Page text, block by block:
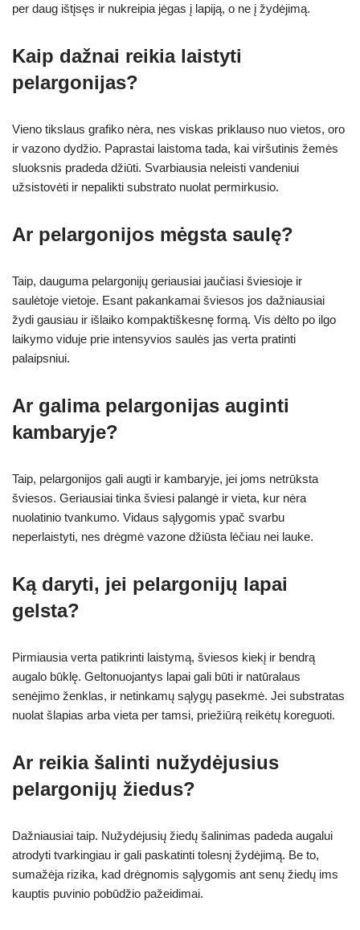
per daug ištįsęs ir nukreipia jėgas į lapiją, o ne į žydėjimą.
Kaip dažnai reikia laistyti
pelargonijas?
Vieno tikslaus grafiko nėra, nes viskas priklauso nuo vietos, oro
ir vazono dydžio. Paprastai laistoma tada, kai viršutinis žemės
sluoksnis pradeda džiūti. Svarbiausia neleisti vandeniui
užsistovėti ir nepalikti substrato nuolat permirkusio.
Ar pelargonijos mėgsta saulę?
Taip, dauguma pelargonijų geriausiai jaučiasi šviesioje ir
saulėtoje vietoje. Esant pakankamai šviesos jos dažniausiai
žydi gausiau ir išlaiko kompaktiškesnę formą. Vis dėlto po ilgo
laikymo viduje prie intensyvios saulės jas verta pratinti
palaipsniui.
Ar galima pelargonijas auginti
kambaryje?
Taip, pelargonijos gali augti ir kambaryje, jei joms netrūksta
šviesos. Geriausiai tinka šviesi palangė ir vieta, kur nėra
nuolatinio tvankumo. Vidaus sąlygomis ypač svarbu
neperlaistyti, nes drėgmė vazone džiūsta lėčiau nei lauke.
Ką daryti, jei pelargonijų lapai
gelsta?
Pirmiausia verta patikrinti laistymą, šviesos kiekį ir bendrą
augalo būklę. Geltonuojantys lapai gali būti ir natūralaus
senėjimo ženklas, ir netinkamų sąlygų pasekmė. Jei substratas
nuolat šlapias arba vieta per tamsi, priežiūrą reikėtų koreguoti.
Ar reikia šalinti nužydėjusius
pelargonijų žiedus?
Dažniausiai taip. Nužydėjusių žiedų šalinimas padeda augalui
atrodyti tvarkingiau ir gali paskatinti tolesnį žydėjimą. Be to,
sumažėja rizika, kad drėgnomis sąlygomis ant senų žiedų ims
kauptis puvinio pobūdžio pažeidimai.